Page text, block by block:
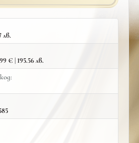
лв.
€ | 195.56 лв.